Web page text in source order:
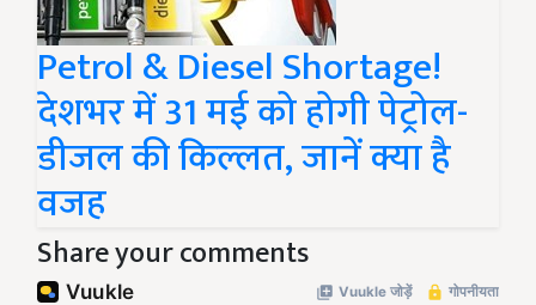
Petrol & Diesel Shortage!
देशभर में 31 मई को होगी पेट्रोल-
डीजल की किल्लत, जानें क्या है
वजह
Share your comments